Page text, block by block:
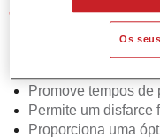
Características do
Simples e rápido de
Promove tempos de
Permite um disfarce
Proporciona uma
Os